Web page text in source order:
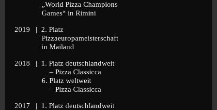
„World Pizza Champions
Games“ in Rimini
2019 | 2. Platz
Pizzaeuropameisterschaft
in Mailand
2018 | 1. Platz deutschlandweit
– Pizza Classicca
6. Platz weltweit
– Pizza Classicca
2017 | 1. Platz deutschlandweit